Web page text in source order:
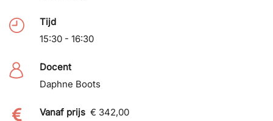
Tijd
15:30 - 16:30
Docent
Daphne Boots
Vanaf prijs € 342,00